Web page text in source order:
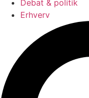
Debat & politik
Erhverv